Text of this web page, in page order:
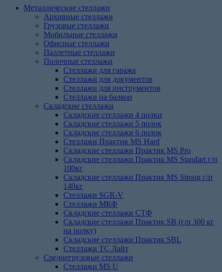
Металлические стеллажи
Архивные стеллажи
Грузовые стеллажи
Мобильные стеллажи
Офисные стеллажи
Паллетные стеллажи
Полочные стеллажи
Стеллажи для гаража
Стеллажи для документов
Стеллажи для инструментов
Стеллажи на балкон
Складские стеллажи
Складские стеллажи 4 полки
Складские стеллажи 5 полок
Складские стеллажи 6 полок
Стеллажи Практик MS Hard
Складские стеллажи Практик MS Pro
Складские стеллажи Практик MS Standart г/п
100кг
Складские стеллажи Практик MS Strong г/п
140кг
Стеллажи SGR-V
Стеллажи МКФ
Складские стеллажи СТФ
Складские стеллажи Практик SB (г/п 300 кг
на полку)
Складские стеллажи Практик SBL
Стеллажи ТС Лайт
Среднегрузовые стеллажи
Стеллажи MS U